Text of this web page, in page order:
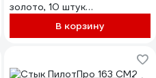
золото, 10 штук
4680427131936В корзину